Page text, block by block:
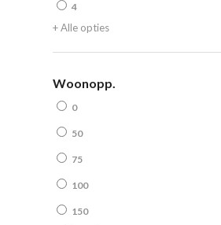
4
+ Alle opties
Woonopp.
0
50
75
100
150